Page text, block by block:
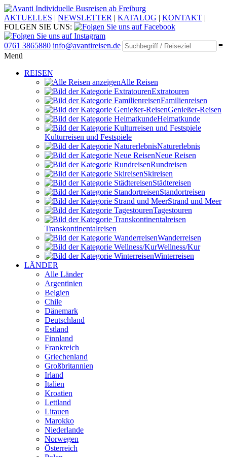
Individuelle Busreisen ab Freiburg
AKTUELLES | NEWSLETTER | KATALOG | KONTAKT |
FOLGEN SIE UNS:
0761 3865880 info@avantireisen.de
≡
Menü
REISEN
Alle Reisen
Extratouren
Familien­reisen
Genießer-Reisen
Heimatkunde
Kultur­reisen und Festspiele
Naturerlebnis
Neue Reisen
Rund­reisen
Ski­reisen
Städte­reisen
Standort­reisen
Strand und Meer
Tagestouren
Transkontinental­reisen
Wander­reisen
Wellness/Kur
Winter­reisen
LÄNDER
Alle Länder
Argentinien
Belgien
Chile
Dänemark
Deutschland
Estland
Finnland
Frankreich
Griechenland
Großbritannien
Irland
Italien
Kroatien
Lettland
Litauen
Marokko
Niederlande
Norwegen
Österreich